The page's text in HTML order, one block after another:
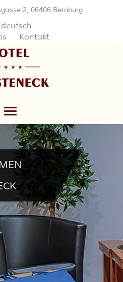
2, 06406 Bernburg
deutsch
Kontakt
Toggle
navigation